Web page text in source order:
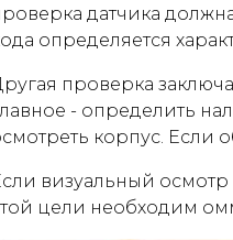
датчика
определяется
проверка
- определить
корпус. Если
визуальный
цели необходим